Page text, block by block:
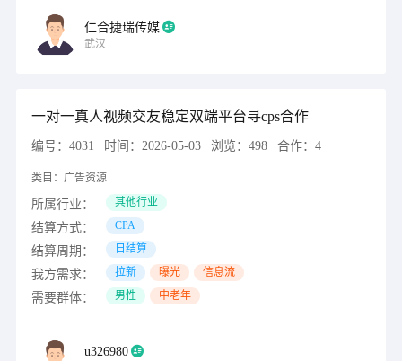
仁合捷瑞传媒
武汉
一对一真人视频交友稳定双端平台寻cps合作
编号： 4031 时间： 2026-05-03 浏览： 498 合作： 4
类目： 广告资源
所属行业： 其他行业
结算方式： CPA
结算周期： 日结算
我方需求： 拉新 曝光 信息流
需要群体： 男性 中老年
u326980